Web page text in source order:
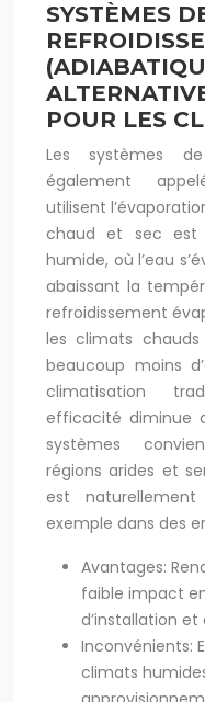
SYSTÈMES
POUR LES
Les systèmes
également
utilisent
chaud et sec est
humide, où l’eau
abaissant la
refroidissement
les climats
beaucoup moins
climatisation
efficacité diminue
systèmes
régions arides et
est
exemple dans des
Avantages:
faible impact
d’installation
Inconvénients:
climats